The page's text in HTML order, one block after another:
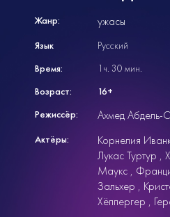
Жанр: ужасы
Язык
Русский
Время:
1ч. 30 мин.
Возраст:
16+
Режиссёр:
Ахмед Абдель-
Актёры: Корнелия
Лукас Туртур
Маукс
Зальхер
Хёппергер